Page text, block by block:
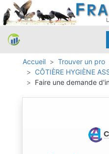
Accueil Trouver un pro
CÔTIÈRE HYGIÈNE
Faire une demande